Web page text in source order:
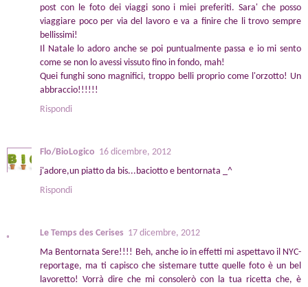
post con le foto dei viaggi sono i miei preferiti. Sara' che posso
viaggiare poco per via del lavoro e va a finire che li trovo sempre
bellissimi!
Il Natale lo adoro anche se poi puntualmente passa e io mi sento
come se non lo avessi vissuto fino in fondo, mah!
Quei funghi sono magnifici, troppo belli proprio come l'orzotto! Un
abbraccio!!!!!!
Rispondi
Flo/BioLogico 16 dicembre, 2012
j'adore,un piatto da bis...baciotto e bentornata _^
Rispondi
Le Temps des Cerises 17 dicembre, 2012
Ma Bentornata Sere!!!! Beh, anche io in effetti mi aspettavo il NYC-
reportage, ma ti capisco che sistemare tutte quelle foto è un bel
lavoretto! Vorrà dire che mi consolerò con la tua ricetta che, è